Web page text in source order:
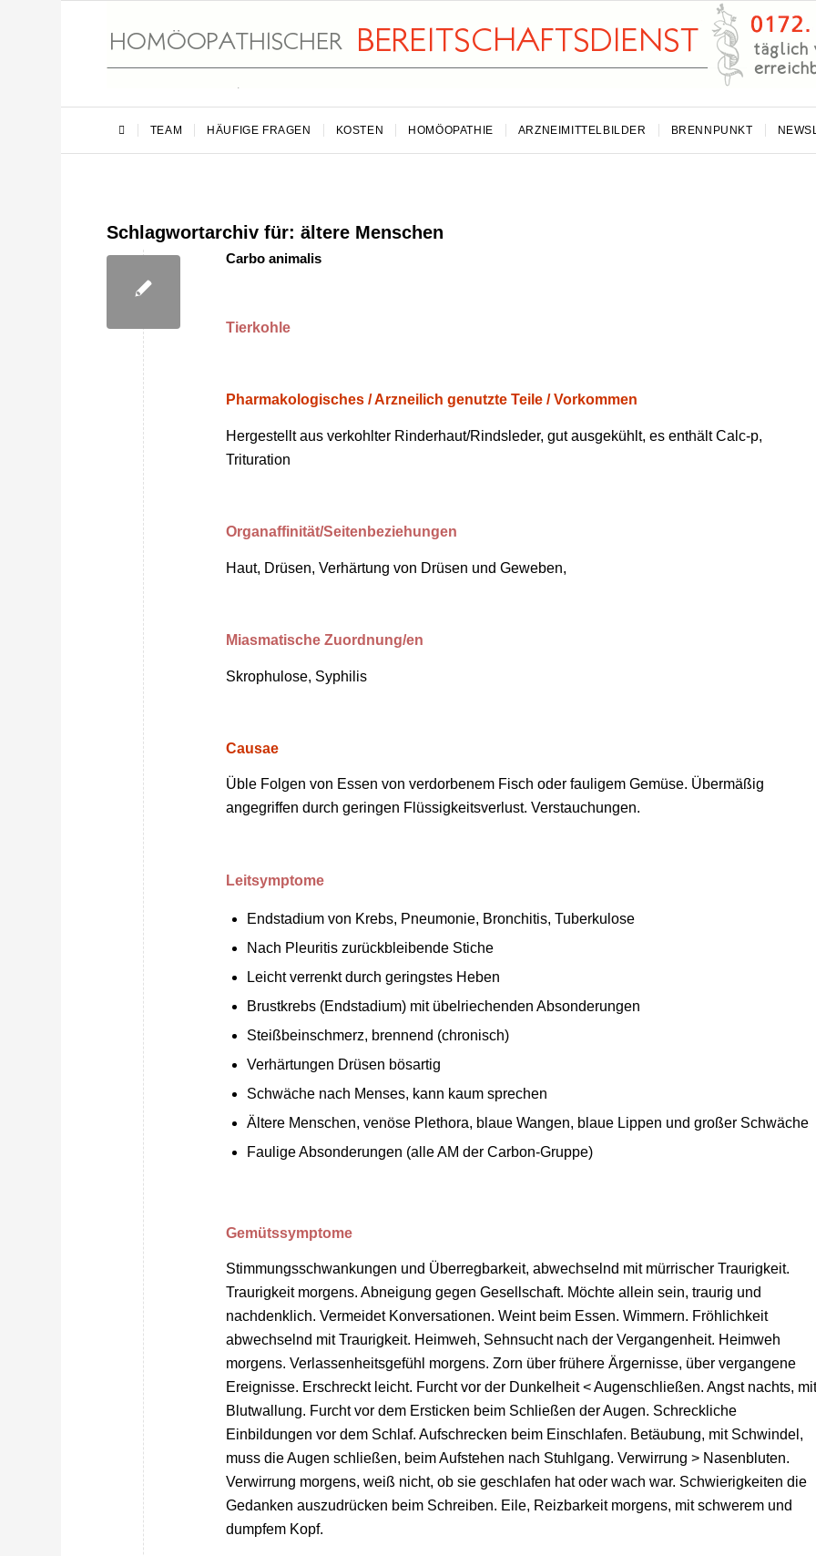
TEAM HÄUFIGE FRAGEN KOSTEN HOMÖOPATHIE ARZNEIMITTELBILDER BRENNPUNKT
Schlagwortarchiv für:ältere Menschen
Carbo animalis
Tierkohle
Pharmakologisches / Arzneilich genutzte Teile / Vorkommen
Hergestellt aus verkohlter Rinderhaut/Rindsleder, gut ausgekühlt, es enthält Calc-p,
Trituration
Organaffinität/Seitenbeziehungen
Haut, Drüsen, Verhärtung von Drüsen und Geweben,
Miasmatische Zuordnung/en
Skrophulose, Syphilis
Causae
Üble Folgen von Essen von verdorbenem Fisch oder fauligem Gemüse. Übermäßig
angegriffen durch geringen Flüssigkeitsverlust. Verstauchungen.
Leitsymptome
Endstadium von Krebs, Pneumonie, Bronchitis, Tuberkulose
Nach Pleuritis zurückbleibende Stiche
Leicht verrenkt durch geringstes Heben
Brustkrebs (Endstadium) mit übelriechenden Absonderungen
Steißbeinschmerz, brennend (chronisch)
Verhärtungen Drüsen bösartig
Schwäche nach Menses, kann kaum sprechen
Ältere Menschen, venöse Plethora, blaue Wangen, blaue Lippen und großer Schwäche
Faulige Absonderungen (alle AM der Carbon-Gruppe)
Gemütssymptome
Stimmungsschwankungen und Überregbarkeit, abwechselnd mit mürrischer Traurigkeit.
Traurigkeit morgens. Abneigung gegen Gesellschaft. Möchte allein sein, traurig und
nachdenklich. Vermeidet Konversationen. Weint beim Essen. Wimmern. Fröhlichkeit
abwechselnd mit Traurigkeit. Heimweh, Sehnsucht nach der Vergangenheit. Heimweh
morgens. Verlassenheitsgefühl morgens. Zorn über frühere Ärgernisse, über vergangene
Ereignisse. Erschreckt leicht. Furcht vor der Dunkelheit < Augenschließen. Angst nachts,
Blutwallung. Furcht vor dem Ersticken beim Schließen der Augen. Schreckliche
Einbildungen vor dem Schlaf. Aufschrecken beim Einschlafen. Betäubung, mit Schwindel,
muss die Augen schließen, beim Aufstehen nach Stuhlgang. Verwirrung > Nasenbluten.
Verwirrung morgens, weiß nicht, ob sie geschlafen hat oder wach war. Schwierigkeiten die
Gedanken auszudrücken beim Schreiben. Eile, Reizbarkeit morgens, mit schwerem und
dumpfem Kopf.